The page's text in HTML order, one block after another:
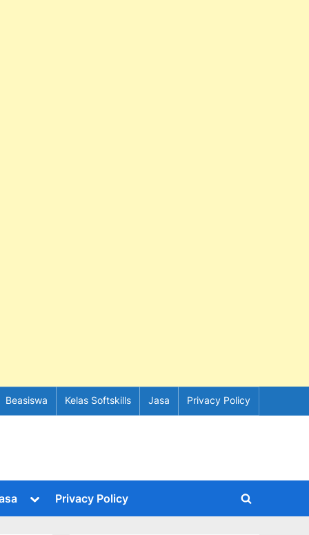
Beasiswa Kelas Softskills Jasa Privacy Policy
Toggle
menu
Privacy Policy
Toggle